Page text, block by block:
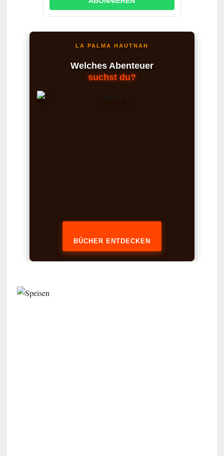
LA PALMA HAUTNAH
Welches Abenteuer
suchst du?
BÜCHER ENTDECKEN